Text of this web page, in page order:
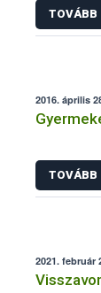
TOVÁBB
2016. április
TOVÁBB
2021. február